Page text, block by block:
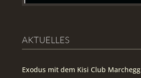
AKTUELLES
Exodus mit dem Kisi Club Marchegg